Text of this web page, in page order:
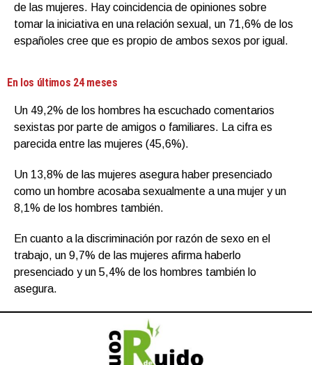
de las mujeres. Hay coincidencia de opiniones sobre
tomar la iniciativa en una relación sexual, un 71,6% de los
españoles cree que es propio de ambos sexos por igual.
En los últimos 24 meses
Un 49,2% de los hombres ha escuchado comentarios
sexistas por parte de amigos o familiares. La cifra es
parecida entre las mujeres (45,6%).
Un 13,8% de las mujeres asegura haber presenciado
como un hombre acosaba sexualmente a una mujer y un
8,1% de los hombres también.
En cuanto a la discriminación por razón de sexo en el
trabajo, un 9,7% de las mujeres afirma haberlo
presenciado y un 5,4% de los hombres también lo
asegura.